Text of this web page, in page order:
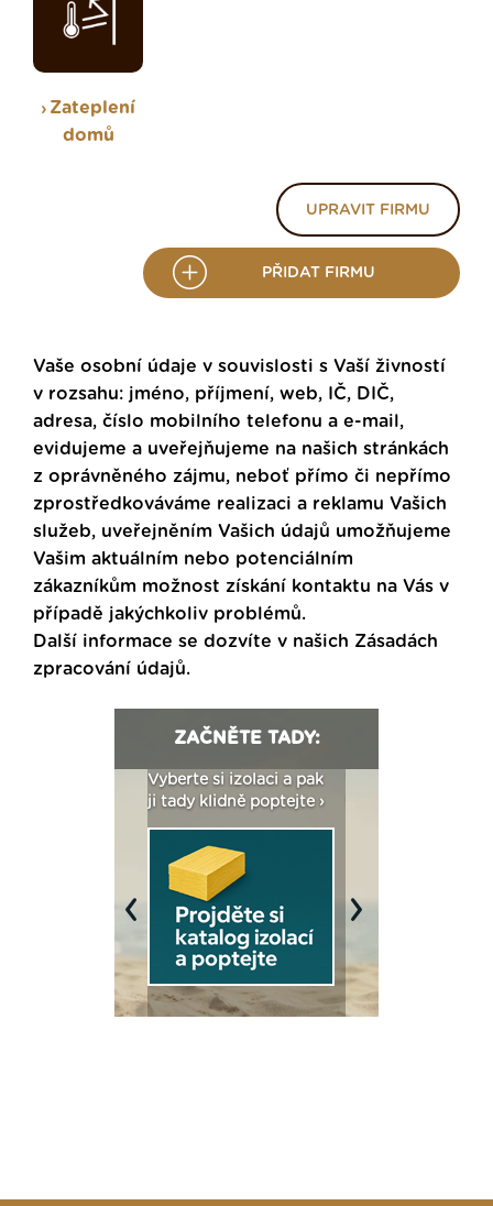
Zateplení
domů
UPRAVIT FIRMU
PŘIDAT FIRMU
Vaše osobní údaje v souvislosti s Vaší živností
v rozsahu: jméno, příjmení, web, IČ, DIČ,
adresa, číslo mobilního telefonu a e-mail,
evidujeme a uveřejňujeme na našich stránkách
z oprávněného zájmu, neboť přímo či nepřímo
zprostředkováváme realizaci a reklamu Vašich
služeb, uveřejněním Vašich údajů umožňujeme
Vašim aktuálním nebo potenciálním
zákazníkům možnost získání kontaktu na Vás v
případě jakýchkoliv problémů.
Další informace se dozvíte v našich Zásadách
zpracování údajů.
ZAČNĚTE TADY:
Vyberte si izolaci a pak
ji tady klidně poptejte ›
Previous Next